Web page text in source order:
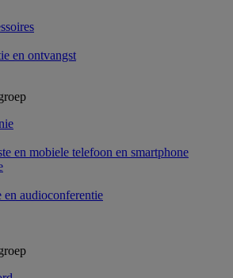
en ontvangst
en mobiele telefoon en smartphone
audioconferentie